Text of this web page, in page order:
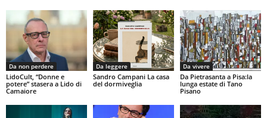
Da non perdere
LidoCult, “Donne e
potere” stasera a Lido di
Camaiore
Da leggere
Sandro Campani La casa
del dormiveglia
Da vivere
Da Pietrasanta a Pisa:la
lunga estate di Tano
Pisano